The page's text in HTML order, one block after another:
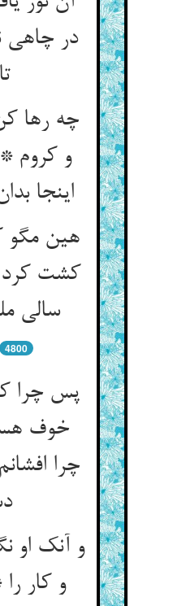
در چاهی
چه رها
و کروم
اینجا
هین مگو
کشت
سالی
4800
پس چرا
خوف
چرا
و آنک او
و کار